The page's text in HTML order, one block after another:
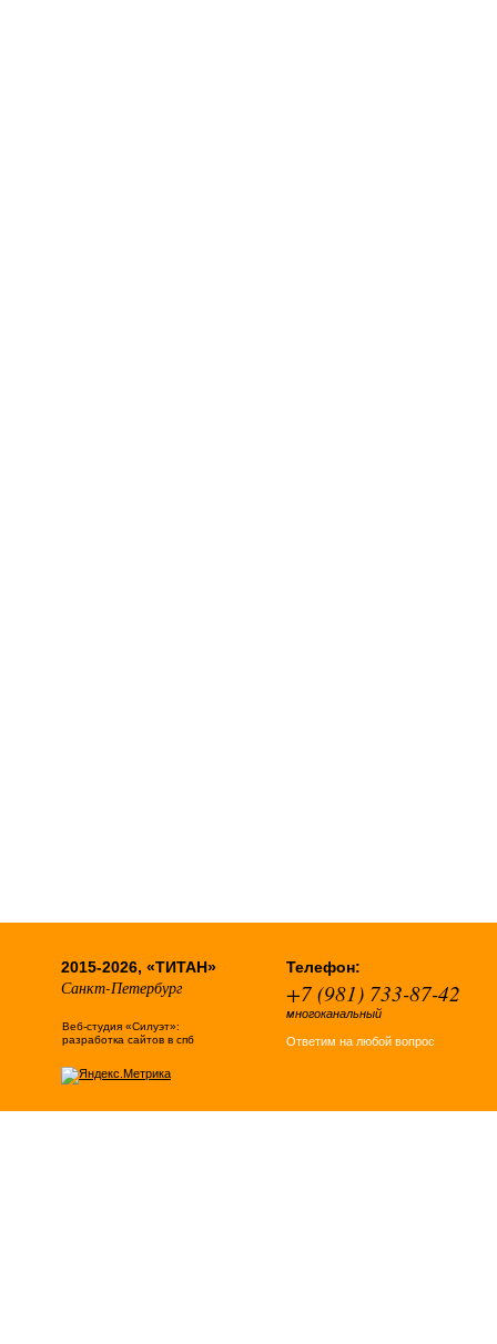
2015-2026, «ТИТАН»
Санкт-Петербург
Веб-студия «Силуэт»:
разработка сайтов в спб
Телефон:
+7 (981) 733-87-42
многоканальный
Ответим на любой вопрос